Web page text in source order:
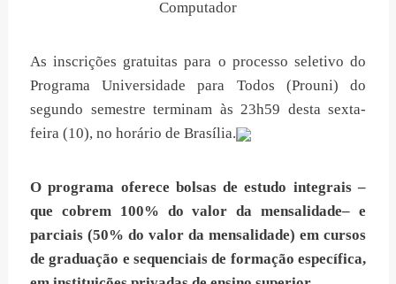
Computador
As inscrições gratuitas para o processo seletivo do
Programa Universidade para Todos (Prouni) do
segundo semestre terminam às 23h59 desta sexta-
feira (10), no horário de Brasília.
O programa oferece bolsas de estudo integrais –
que cobrem 100% do valor da mensalidade– e
parciais (50% do valor da mensalidade) em cursos
de graduação e sequenciais de formação específica,